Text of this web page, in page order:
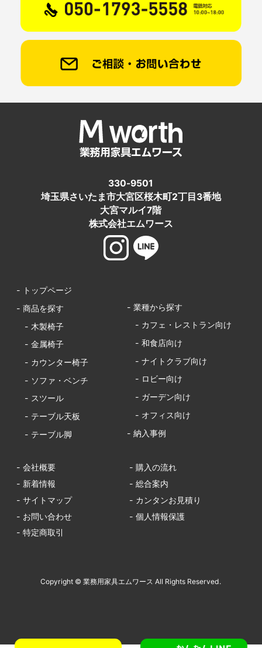
330-9501
埼玉県さいたま市大宮区桜木町2丁目3番地
大宮マルイ7階
株式会社エムワース
- トップページ
- 商品を探す
- 木製椅子
- 金属椅子
- カウンター椅子
- ソファ・ベンチ
- スツール
- テーブル天板
- テーブル脚
- 業種から探す
- カフェ・レストラン向け
- 和食店向け
- ナイトクラブ向け
- ロビー向け
- ガーデン向け
- オフィス向け
- 納入事例
- 会社概要
- 購入の流れ
- 新着情報
- 総合案内
- サイトマップ
- カンタンお見積り
- お問い合わせ
- 個人情報保護
- 特定商取引
Copyright © 業務用家具エムワース All Rights Reserved.